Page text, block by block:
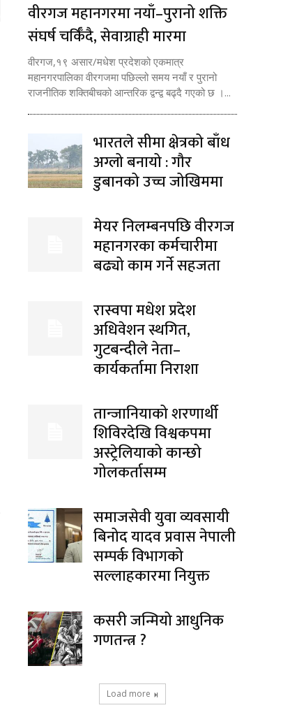
वीरगज महानगरमा नयाँ–पुरानो शक्ति
संघर्ष चर्किँदै, सेवाग्राही मारमा
वीरगज,१९ असार/मधेश प्रदेशको एकमात्र
महानगरपालिका वीरगजमा पछिल्लो समय नयाँ र पुरानो
राजनीतिक शक्तिबीचको आन्तरिक द्वन्द्व बढ्दै गएको छ ।...
भारतले सीमा क्षेत्रको बाँध
अग्लो बनायो : गौर
डुबानको उच्च जोखिममा
मेयर निलम्बनपछि वीरगज
महानगरका कर्मचारीमा
बढ्यो काम गर्ने सहजता
रास्वपा मधेश प्रदेश
अधिवेशन स्थगित,
गुटबन्दीले नेता–
कार्यकर्तामा निराशा
तान्जानियाको शरणार्थी
शिविरदेखि विश्वकपमा
अस्ट्रेलियाको कान्छो
गोलकर्तासम्म
समाजसेवी युवा व्यवसायी
बिनोद यादव प्रवास नेपाली
सम्पर्क विभागको
सल्लाहकारमा नियुक्त
कसरी जन्मियो आधुनिक
गणतन्त्र ?
Load more